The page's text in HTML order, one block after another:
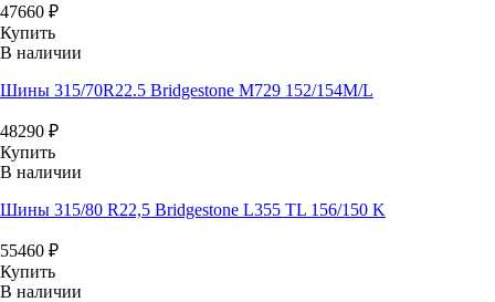
47660 ₽
Купить
В наличии
Шины 315/70R22.5 Bridgestone M729 152/154M/L
48290 ₽
Купить
В наличии
Шины 315/80 R22,5 Bridgestone L355 TL 156/150 K
55460 ₽
Купить
В наличии